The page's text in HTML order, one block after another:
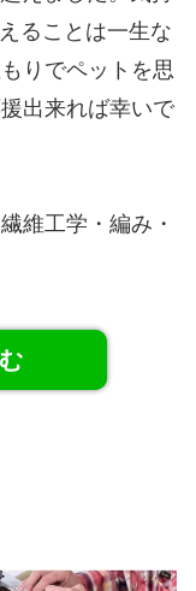
ることは一生な
りでペットを思
出来れば幸いで
維工学・編み・